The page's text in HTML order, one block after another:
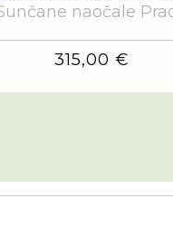
naočale
315,00 €